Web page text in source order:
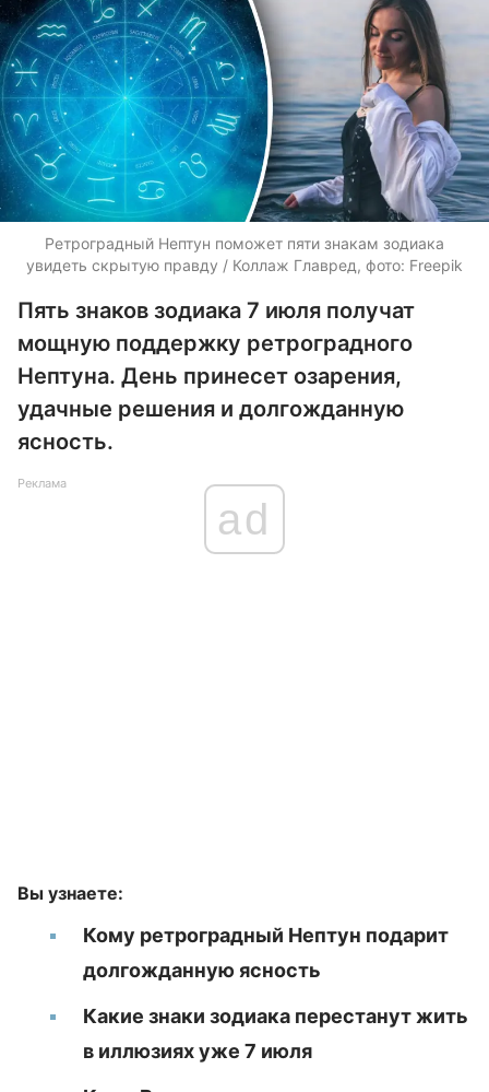
Ретроградный Нептун поможет пяти знакам зодиака
увидеть скрытую правду / Коллаж Главред, фото: Freepik
Пять знаков зодиака 7 июля получат
мощную поддержку ретроградного
Нептуна. День принесет озарения,
удачные решения и долгожданную
ясность.
Реклама
ad
Вы узнаете:
Кому ретроградный Нептун подарит
долгожданную ясность
Какие знаки зодиака перестанут жить
в иллюзиях уже 7 июля